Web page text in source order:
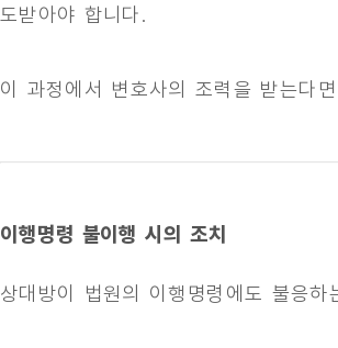
도받아야 합니다.
이 과정에서 변호사의 조력을 받는다
이행명령 불이행 시의 조치
상대방이 법원의 이행명령에도 불응하